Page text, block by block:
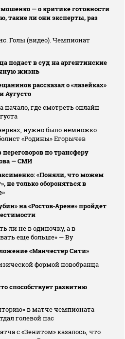
— о критике готовности
такие ли они эксперты, раз
Голы (видео). Чемпионат
подаст в суд на аргентинские
жизнь
рассказал о «лазейках»
Аугусто
начало, где смотреть онлайн
нужно было немножко
«Родины» Егорычев
по трансферу
— СМИ
«Поняли, что можем
не только обороняться в
на «Ростов‑Арене» пройдет
ли не в одиночку, а в
еще больше» — Ву
«Манчестер Сити»
формой новобранца
способствует развитию
в матче чемпионата
голевой пас
с «Зенитом» казалось, что